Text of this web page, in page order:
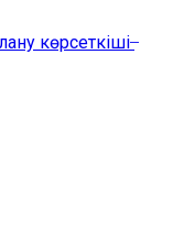
көрсеткіші